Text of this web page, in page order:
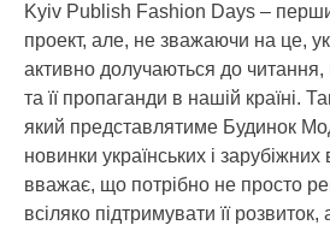
Kyiv Publish Fashion Days –
проект, але, не зважаючи на це,
активно долучаються до читання,
та її пропаганди в нашій країні.
який представлятиме Будинок
новинки українських і
вважає, що потрібно не просто
всіляко підтримувати її